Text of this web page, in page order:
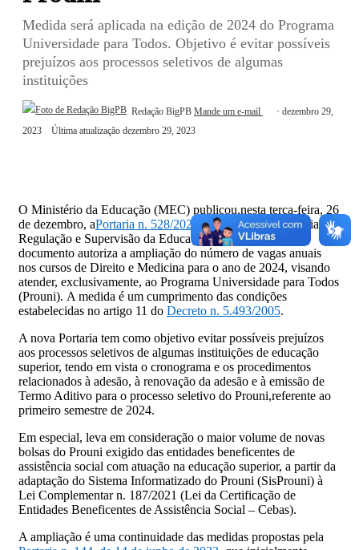
Medida será aplicada na edição de 2024 do Programa
Universidade para Todos. Objetivo é evitar possíveis
prejuízos aos processos seletivos de algumas
instituições
Redação BigPB Mande um e-mail
dezembro 29,
2023
Última atualização dezembro 29, 2023
O Ministério da Educação (MEC) publicou,nesta terça-feira, 26
de dezembro, aPortaria n. 528/2023
, emitida pela Secretaria de
Regulação e Supervisão da Educação Superior (Seres). O
documento autoriza a ampliação do número de vagas anuais
nos cursos de Direito e Medicina para o ano de 2024, visando
atender, exclusivamente, ao Programa Universidade para Todos
(Prouni). A medida é um cumprimento das condições
estabelecidas no artigo 11 do Decreto n. 5.493/2005.
A nova Portaria tem como objetivo evitar possíveis prejuízos
aos processos seletivos de algumas instituições de educação
superior, tendo em vista o cronograma e os procedimentos
relacionados à adesão, à renovação da adesão e à emissão de
Termo Aditivo para o processo seletivo do Prouni,referente ao
primeiro semestre de 2024.
Em especial, leva em consideração o maior volume de novas
bolsas do Prouni exigido das entidades beneficentes de
assistência social com atuação na educação superior, a partir da
adaptação do Sistema Informatizado do Prouni (SisProuni) à
Lei Complementar n. 187/2021 (Lei da Certificação de
Entidades Beneficentes de Assistência Social – Cebas).
A ampliação é uma continuidade das medidas propostas pela